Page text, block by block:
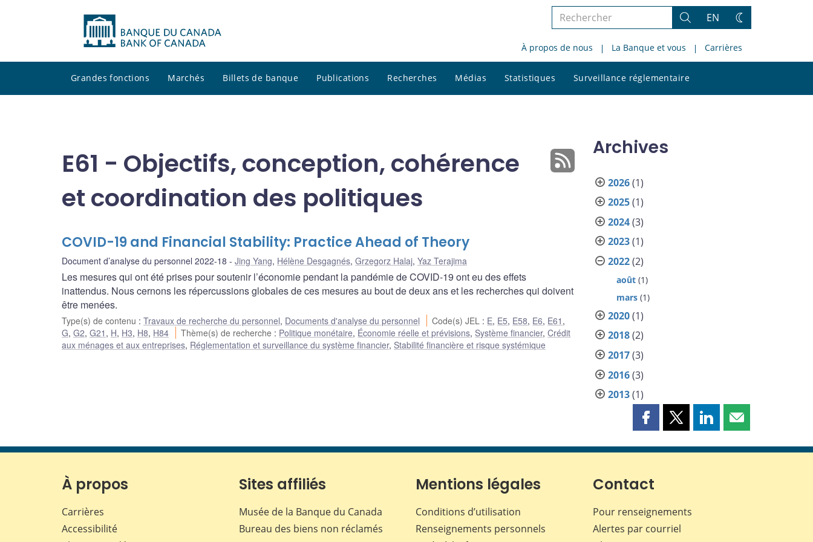
Rechercher
le
site
Rechercher
EN
Changez
thème
À propos de nous La Banque et vous Carrières
Grandes fonctions Marchés Billets de banque Publications Recherches Médias Statistiques Surveillance réglementaire
le
E61 - Objectifs, conception, cohérence
et coordination des politiques
COVID-19 and Financial Stability: Practice Ahead of Theory
Document d’analyse du personnel 2022-18 Jing Yang, Hélène Desgagnés, Grzegorz Halaj, Yaz Terajima
Les mesures qui ont été prises pour soutenir l’économie pendant la pandémie de COVID-19 ont eu des effets
inattendus. Nous cernons les répercussions globales de ces mesures au bout de deux ans et les recherches qui doivent
être menées.
Type(s) de contenu : Travaux de recherche du personnel, Documents d'analyse du personnel Code(s) JEL : E, E5, E58, E6, E61 ,
G, G2, G21 , H, H3, H8, H84 Thème(s) de recherche : Politique monétaire, Économie réelle et prévisions, Système financier,Crédit
aux ménages et aux entreprises, Réglementation et surveillance du système financier, Stabilité financière et risque systémique
Archives
2026(1)
2025(1)
2024(3)
2023(1)
2022(2)
août (1)
mars (1)
2020(1)
2018(2)
2017(3)
2016(3)
2013(1)
Partager
page
Facebook
Partager
page
Partager
page
Partager
page
À propos
Carrières
Accessibilité
Sites affiliés
Musée de la Banque du Canada
Bureau des biens non réclamés
Mentions légales
Conditions d’utilisation
Renseignements personnels
Contact
Pour renseignements
Alertes par courriel